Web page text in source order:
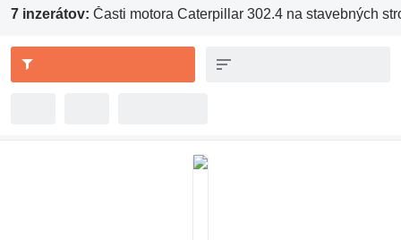
7 inzerátov: Časti motora Caterpillar 302.4 na stavebných